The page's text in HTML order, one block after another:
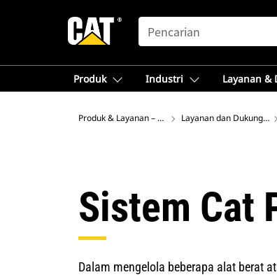
SEARCH
Produk Industri Layanan &
Produk & Layanan – Asia TenggaraLayanan dan Dukungan
Sistem Cat
Dalam mengelola beberapa alat berat